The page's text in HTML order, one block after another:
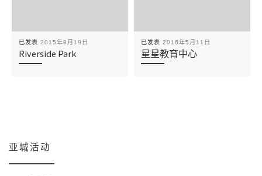
已发表 2015年8月19日
Riverside Park
已发表 2016年5月11日
星星教育中心
亚城活动